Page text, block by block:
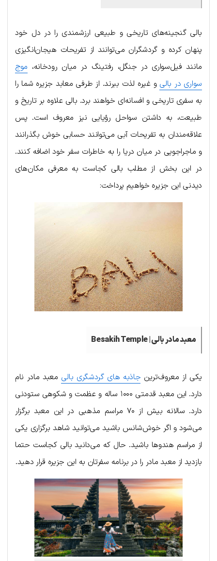
بالی گنجینه‌های تاریخی و طبیعی ارزشمندی را در دل خود
پنهان کرده و گردشگران می‌توانند از تفریحات هیجان‌انگیزی
مانند فیل‌سواری در جنگل، رفتینگ در میان رودخانه، موج
سواری در بالی و غیره لذت ببرند. از طرفی معابد جزیره شما را
به سفری تاریخی و افسانه‌ای خواهند برد. بالی علاوه بر تاریخ و
طبیعت، به داشتن سواحل رؤیایی نیز معروف است. پس
علاقه‌مندان به تفریحات آبی می‌توانند حسابی خوش بگذرانند
و ماجراجویی در میان دریا را به خاطرات سفر خود اضافه کنند.
در این بخش از مطلب بالی کجاست به معرفی مکان‌های
دیدنی این جزیره خواهیم پرداخت:
معبد مادر بالی | Besakih Temple
یکی از معروف‌ترین جاذبه های گردشگری بالی معبد مادر نام
دارد. این معبد قدمتی ۱۰۰۰ ساله و عظمت و شکوهی ستودنی
دارد. سالانه بیش از ۷۰ مراسم مذهبی در این معبد برگزار
می‌شود و اگر خوش‌شانس باشید می‌توانید شاهد برگزاری یکی
از مراسم هندوها باشید. حال که می‌دانید بالی کجاست حتما
بازدید از معبد مادر را در برنامه سفرتان به این جزیره قرار دهید.